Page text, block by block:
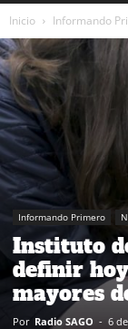
Inicio Informando
Informando Primero
Instituto
definir
mayores
Por Radio SAGO - 6